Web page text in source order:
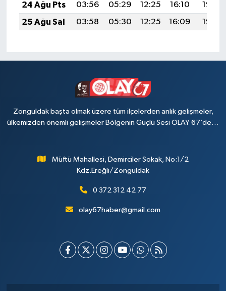
24 Ağu Pts
03:56 05:29 12:25 16:10
19:12
25 Ağu Sal
03:58 05:30 12:25 16:09 19:10
Zonguldak başta olmak üzere tüm ilçelerden anlık gelişmeler,
ülkemizden önemli gelişmeler Bölgenin Güçlü Sesi OLAY 67’de…
Müftü Mahallesi, Demirciler Sokak, No:1/2
Kdz.Ereğli/Zonguldak
0 372 312 42 77
olay67haber@gmail.com